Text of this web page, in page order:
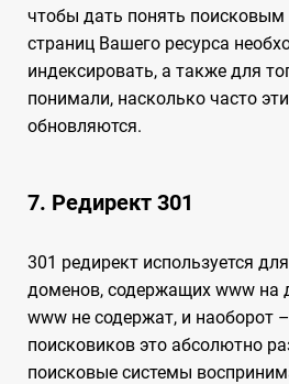
чтобы дать понять поисковым
страниц Вашего ресурса
индексировать, а также для
понимали, насколько часто
обновляются.
7. Редирект 301
301 редирект используется
доменов, содержащих www на
www не содержат, и наоборот
поисковиков это абсолютно
поисковые системы